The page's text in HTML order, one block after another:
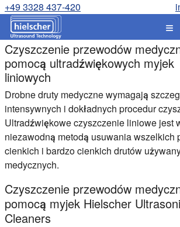
+49 3328 437-420
Czyszczenie przewodów
pomocą ultradźwiękowych myjek
liniowych
Drobne druty medyczne wymagają
intensywnych i dokładnych procedur
Ultradźwiękowe czyszczenie liniowe jest
niezawodną metodą usuwania wszelkich
cienkich i bardzo cienkich drutów
medycznych.
Czyszczenie przewodów
pomocą myjek Hielscher
Cleaners